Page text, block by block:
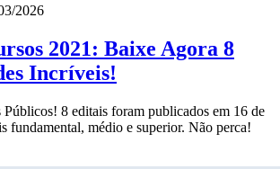
2026
2021: Baixe Agora 8
Incríveis!
8 editais foram publicados em 16 de
fundamental, médio e superior. Não perca!